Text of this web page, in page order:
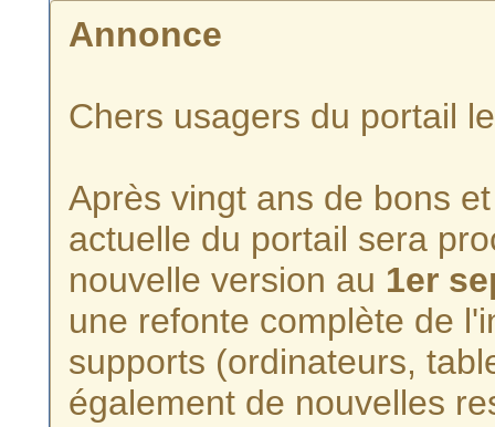
Annonce
Chers usagers du portail
Après vingt ans de bons
actuelle du portail sera
nouvelle version au 1er
une refonte complète de
supports (ordinateurs,
également de nouvelles